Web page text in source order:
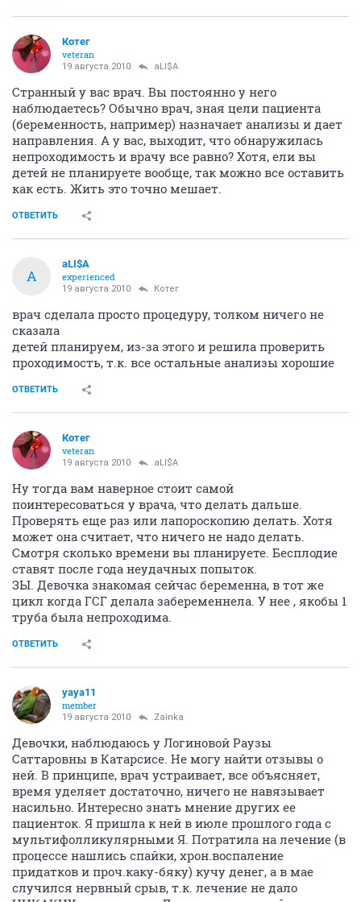
Котег
veteran
19 августа 2010 aLI$A
Странный у вас врач. Вы постоянно у него
наблюдаетесь? Обычно врач, зная цели пациента
(беременность, например) назначает анализы и дает
направления. А у вас, выходит, что обнаружилась
непроходимость и врачу все равно? Хотя, ели вы
детей не планируете вообще, так можно все оставить
как есть. Жить это точно мешает.
ОТВЕТИТЬ
A
aLI$A
experienced
19 августа 2010 Котег
врач сделала просто процедуру, толком ничего не
сказала
детей планируем, из-за этого и решила проверить
проходимость, т.к. все остальные анализы хорошие
ОТВЕТИТЬ
Котег
veteran
19 августа 2010 aLI$A
Ну тогда вам наверное стоит самой
поинтересоваться у врача, что делать дальше.
Проверять еще раз или лапороскопию делать. Хотя
может она считает, что ничего не надо делать.
Смотря сколько времени вы планируете. Бесплодие
ставят после года неудачных попыток.
ЗЫ. Девочка знакомая сейчас беременна, в тот же
цикл когда ГСГ делала забеременнела. У нее , якобы 1
труба была непроходима.
ОТВЕТИТЬ
yaya11
member
19 августа 2010 Zainka
Девочки, наблюдаюсь у Логиновой Раузы
Саттаровны в Катарсисе. Не могу найти отзывы о
ней. В принципе, врач устраивает, все объясняет,
время уделяет достаточно, ничего не навязывает
насильно. Интересно знать мнение других ее
пациенток. Я пришла к ней в июле прошлого года с
мультифолликулярными Я. Потратила на лечение (в
процессе нашлись спайки, хрон.воспаление
придатков и проч.каку-бяку) кучу денег, а в мае
случился нервный срыв, т.к. лечение не дало